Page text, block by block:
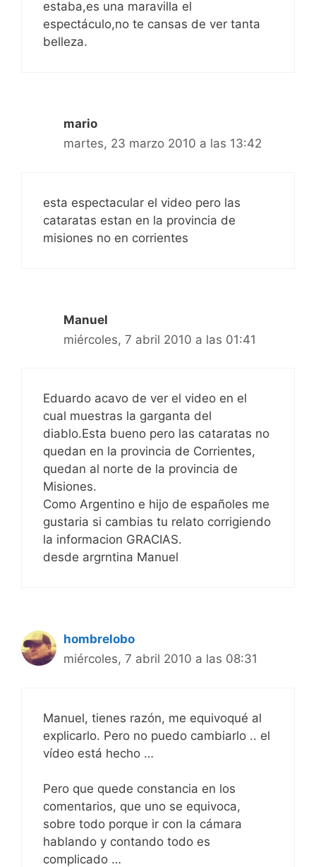
estaba,es una maravilla el
espectáculo,no te cansas de ver tanta
belleza.
mario
martes, 23 marzo 2010 a las 13:42
esta espectacular el video pero las
cataratas estan en la provincia de
misiones no en corrientes
Manuel
miércoles, 7 abril 2010 a las 01:41
Eduardo acavo de ver el video en el
cual muestras la garganta del
diablo.Esta bueno pero las cataratas no
quedan en la provincia de Corrientes,
quedan al norte de la provincia de
Misiones.
Como Argentino e hijo de españoles me
gustaria si cambias tu relato corrigiendo
la informacion GRACIAS.
desde argrntina Manuel
hombrelobo
miércoles, 7 abril 2010 a las 08:31
Manuel, tienes razón, me equivoqué al
explicarlo. Pero no puedo cambiarlo .. el
vídeo está hecho …
Pero que quede constancia en los
comentarios, que uno se equivoca,
sobre todo porque ir con la cámara
hablando y contando todo es
complicado …